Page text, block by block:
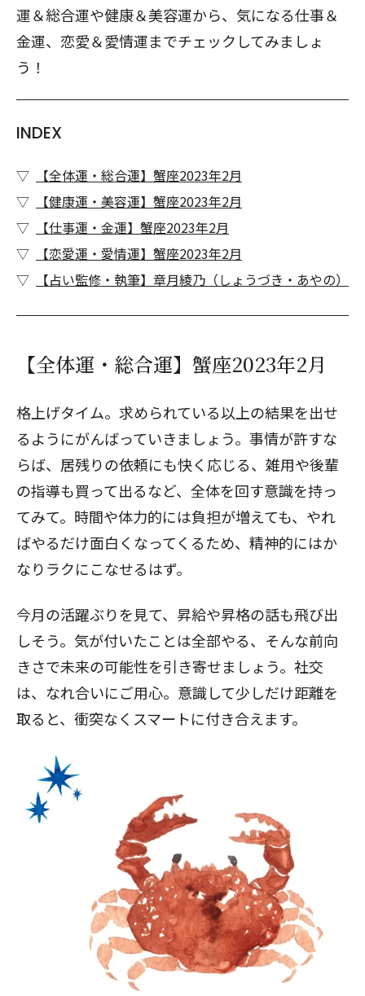
運＆総合運や健康＆美容運から、気になる仕事＆
金運、恋愛＆愛情運までチェックしてみましょ
う！
INDEX
【全体運・総合運】蟹座2023年2月
【健康運・美容運】蟹座2023年2月
【仕事運・金運】蟹座2023年2月
【恋愛運・愛情運】蟹座2023年2月
【占い監修・執筆】章月綾乃（しょうづき・あやの）
【全体運・総合運】蟹座2023年2月
格上げタイム。求められている以上の結果を出せ
るようにがんばっていきましょう。事情が許すな
らば、居残りの依頼にも快く応じる、雑用や後輩
の指導も買って出るなど、全体を回す意識を持っ
てみて。時間や体力的には負担が増えても、やれ
ばやるだけ面白くなってくるため、精神的にはか
なりラクにこなせるはず。
今月の活躍ぶりを見て、昇給や昇格の話も飛び出
しそう。気が付いたことは全部やる、そんな前向
きさで未来の可能性を引き寄せましょう。社交
は、なれ合いにご用心。意識して少しだけ距離を
取ると、衝突なくスマートに付き合えます。